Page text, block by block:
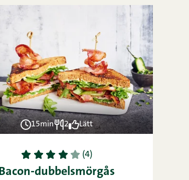
15min 2 Lätt
1 2 3 4 5 (4)
Bacon-dubbelsmörgås